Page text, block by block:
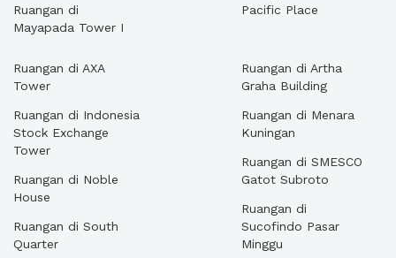
Ruangan di
Mayapada Tower I
Pacific Place
Ruangan di AXA
Tower
Ruangan di Indonesia
Stock Exchange
Tower
Ruangan di Noble
House
Ruangan di South
Quarter
Ruangan di Artha
Graha Building
Ruangan di Menara
Kuningan
Ruangan di SMESCO
Gatot Subroto
Ruangan di
Sucofindo Pasar
Minggu